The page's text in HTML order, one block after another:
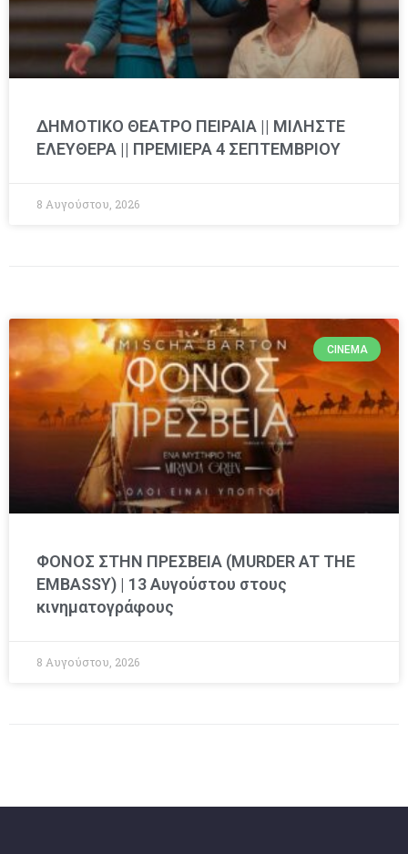
ΔΗΜΟΤΙΚΟ ΘΕΑΤΡΟ ΠΕΙΡΑΙΑ || ΜΙΛΗΣΤΕ
ΕΛΕΥΘΕΡΑ || ΠΡΕΜΙΕΡΑ 4 ΣΕΠΤΕΜΒΡΙΟΥ
8 Αυγούστου, 2026
CINEMA
ΦΟΝΟΣ ΣΤΗΝ ΠΡΕΣΒΕΙΑ (MURDER AT THE
EMBASSY) | 13 Αυγούστου στους
κινηματογράφους
8 Αυγούστου, 2026